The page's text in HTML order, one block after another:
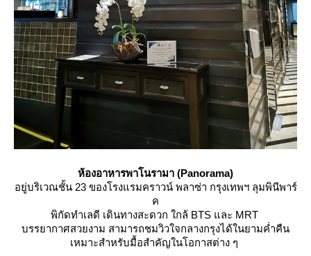
ห้องอาหารพาโนรามา (Panorama)
อยู่บริเวณชั้น 23 ของโรงแรมคราวน์ พลาซ่า กรุงเทพฯ ลุมพินีพาร์
ค
พิกัดทำเลดี เดินทางสะดวก ใกล้ BTS และ MRT
บรรยากาศสวยงาม สามารถชมวิวใจกลางกรุงได้ในยามค่ำคืน
เหมาะสำหรับมื้อสำคัญในโอกาสต่าง ๆ